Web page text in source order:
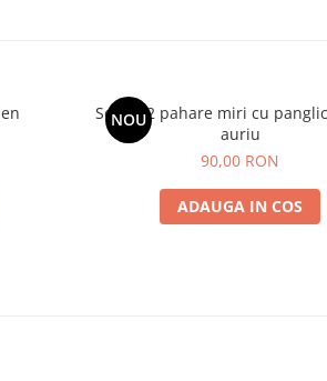
NOU
Set de 2 pahare miri cu
auriu
90,00 RON
ADAUGA IN COS